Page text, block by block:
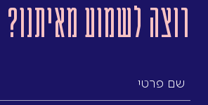
רוצה לשמוע מאיתנו?
פרטי